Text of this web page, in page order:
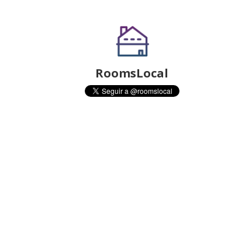
RoomsLocal